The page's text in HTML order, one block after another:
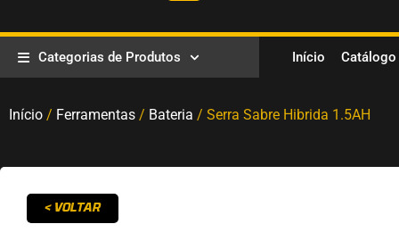
Categorias de Produtos Início Catálogo
Início / Ferramentas / Bateria / Serra Sabre Hibrida 1.5AH
< VOLTAR